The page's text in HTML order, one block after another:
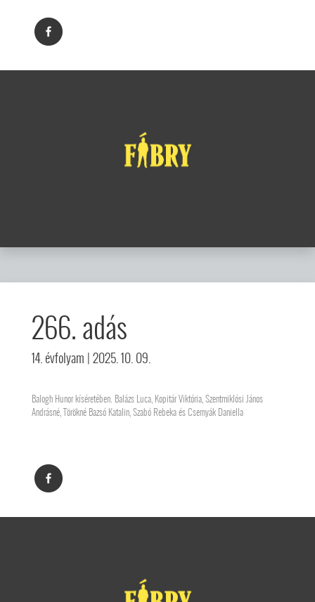
266. adás
14. évfolyam | 2025. 10. 09.
Balogh Hunor kíséretében. Balázs Luca, Kopitár Viktória, Szentmiklósi János
Andrásné, Törökné Bazsó Katalin, Szabó Rebeka és Csernyák Daniella